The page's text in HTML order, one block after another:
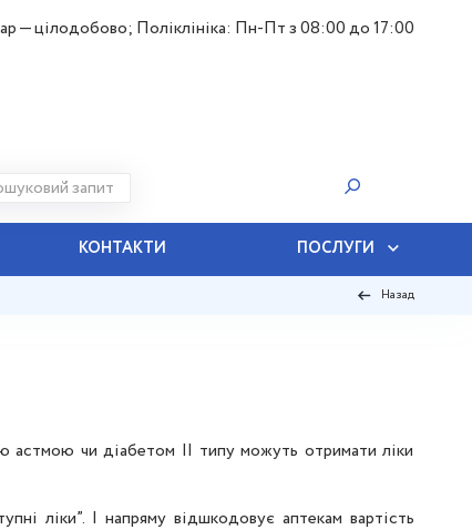
— цілодобово; Поліклініка: Пн-Пт з 08:00 до 17:00
КОНТАКТИ ПОСЛУГИ
Назад
астмою чи діабетом II типу можуть отримати ліки
ліки”. І напряму відшкодовує аптекам вартість